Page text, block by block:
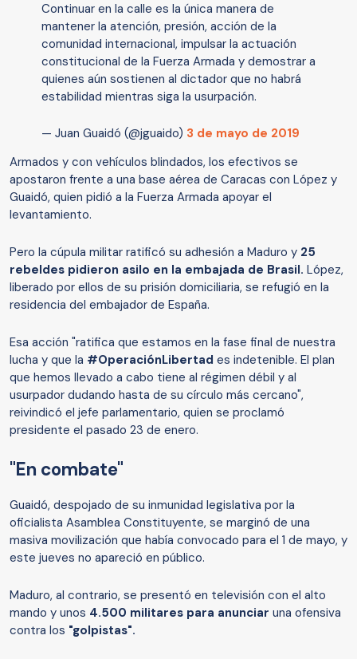
Continuar en la calle es la única manera de
mantener la atención, presión, acción de la
comunidad internacional, impulsar la actuación
constitucional de la Fuerza Armada y demostrar a
quienes aún sostienen al dictador que no habrá
estabilidad mientras siga la usurpación.
— Juan Guaidó (@jguaido) 3 de mayo de 2019
Armados y con vehículos blindados, los efectivos se
apostaron frente a una base aérea de Caracas con López y
Guaidó, quien pidió a la Fuerza Armada apoyar el
levantamiento.
Pero la cúpula militar ratificó su adhesión a Maduro y 25
rebeldes pidieron asilo en la embajada de Brasil. López,
liberado por ellos de su prisión domiciliaria, se refugió en la
residencia del embajador de España.
Esa acción "ratifica que estamos en la fase final de nuestra
lucha y que la #OperaciónLibertad es indetenible. El plan
que hemos llevado a cabo tiene al régimen débil y al
usurpador dudando hasta de su círculo más cercano",
reivindicó el jefe parlamentario, quien se proclamó
presidente el pasado 23 de enero.
"En combate"
Guaidó, despojado de su inmunidad legislativa por la
oficialista Asamblea Constituyente, se marginó de una
masiva movilización que había convocado para el 1 de mayo, y
este jueves no apareció en público.
Maduro, al contrario, se presentó en televisión con el alto
mando y unos 4.500 militares para anunciar una ofensiva
contra los "golpistas".